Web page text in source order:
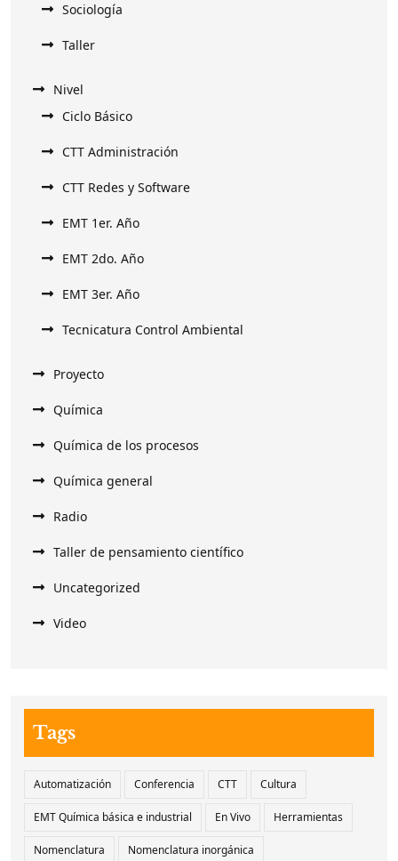
Sociología
Taller
Nivel
Ciclo Básico
CTT Administración
CTT Redes y Software
EMT 1er. Año
EMT 2do. Año
EMT 3er. Año
Tecnicatura Control Ambiental
Proyecto
Química
Química de los procesos
Química general
Radio
Taller de pensamiento científico
Uncategorized
Video
Tags
Automatización Conferencia CTT Cultura
EMT Química básica e industrial En Vivo Herramientas
Nomenclatura Nomenclatura inorgánica